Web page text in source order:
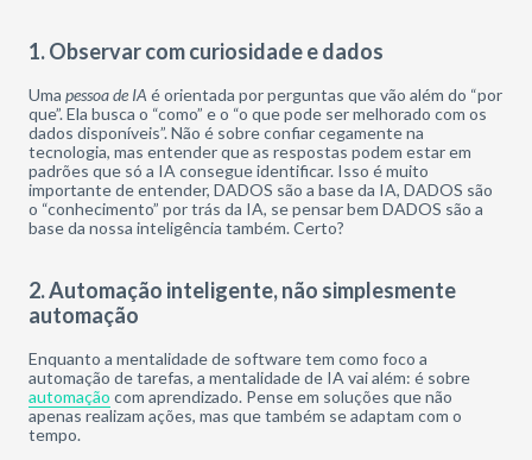
1. Observar com curiosidade e dados
Uma pessoa de IA é orientada por perguntas que vão além do “por
que”. Ela busca o “como” e o “o que pode ser melhorado com os
dados disponíveis”. Não é sobre confiar cegamente na
tecnologia, mas entender que as respostas podem estar em
padrões que só a IA consegue identificar. Isso é muito
importante de entender, DADOS são a base da IA, DADOS são
o “conhecimento” por trás da IA, se pensar bem DADOS são a
base da nossa inteligência também. Certo?
2. Automação inteligente, não simplesmente
automação
Enquanto a mentalidade de software tem como foco a
automação de tarefas, a mentalidade de IA vai além: é sobre
automação com aprendizado. Pense em soluções que não
apenas realizam ações, mas que também se adaptam com o
tempo.